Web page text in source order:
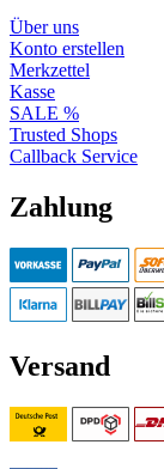
Über uns
Konto erstellen
Merkzettel
Kasse
SALE %
Trusted Shops
Callback Service
Zahlung
Versand